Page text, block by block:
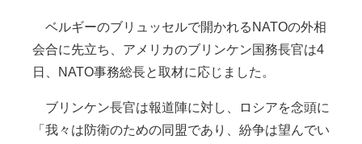
ベルギーのブリュッセルで開かれるNATOの外相
会合に先立ち、アメリカのブリンケン国務長官は4
日、NATO事務総長と取材に応じました。
ブリンケン長官は報道陣に対し、ロシアを念頭に
「我々は防衛のための同盟であり、紛争は望んでい